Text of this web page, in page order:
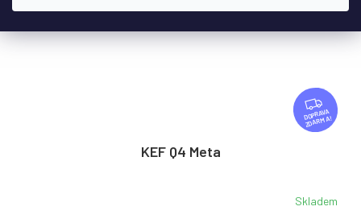
Z
D
A
ZDARMA
KEF Q4 Meta
Skladem